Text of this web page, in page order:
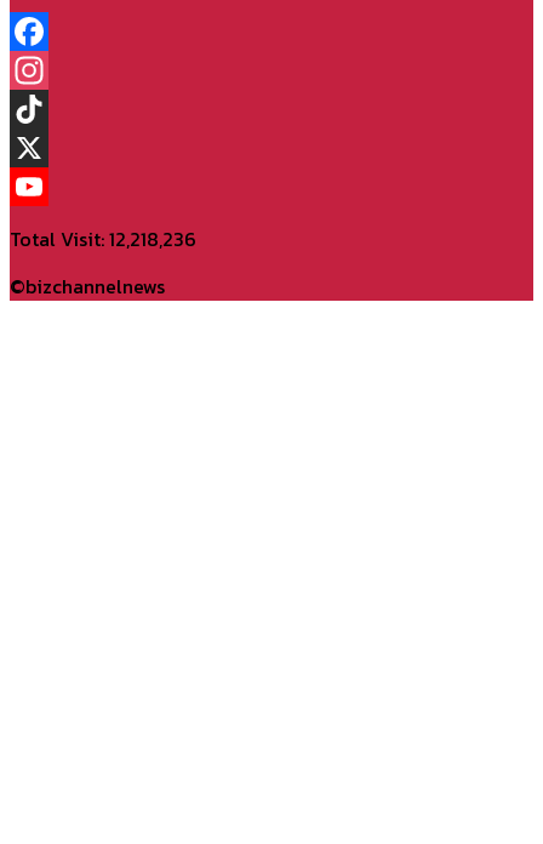
Facebook
Instagram
TikTok
X
YouTube
Total Visit: 12,218,236
©bizchannelnews